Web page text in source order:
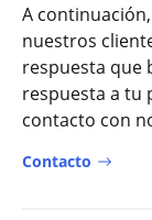
A
nuestros
respuesta que
respuesta a tu
contacto con
Contacto